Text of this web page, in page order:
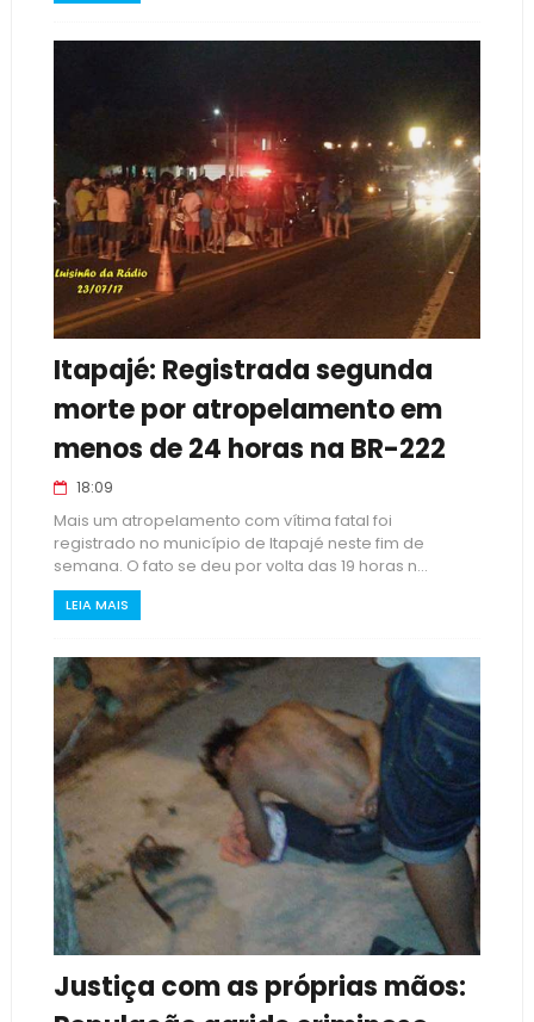
Itapajé: Registrada segunda
morte por atropelamento em
menos de 24 horas na BR-222
18:09
Mais um atropelamento com vítima fatal foi
registrado no município de Itapajé neste fim de
semana. O fato se deu por volta das 19 horas n...
LEIA MAIS
Justiça com as próprias mãos: